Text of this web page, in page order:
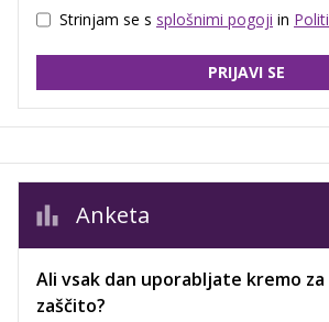
Strinjam se s splošnimi pogoji in
PRIJAVI SE
Anketa
Ali vsak dan uporabljate kremo za
zaščito?